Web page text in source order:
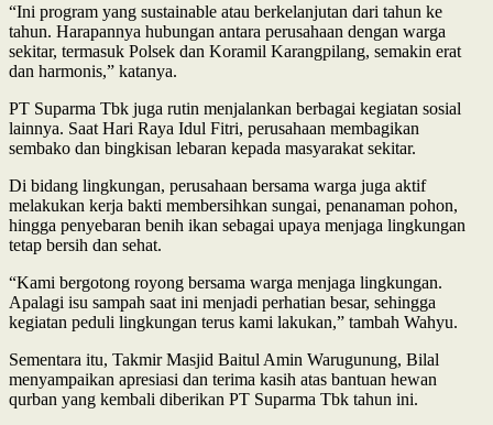
“Ini program yang sustainable atau berkelanjutan dari tahun ke
tahun. Harapannya hubungan antara perusahaan dengan warga
sekitar, termasuk Polsek dan Koramil Karangpilang, semakin erat
dan harmonis,” katanya.
PT Suparma Tbk juga rutin menjalankan berbagai kegiatan sosial
lainnya. Saat Hari Raya Idul Fitri, perusahaan membagikan
sembako dan bingkisan lebaran kepada masyarakat sekitar.
Di bidang lingkungan, perusahaan bersama warga juga aktif
melakukan kerja bakti membersihkan sungai, penanaman pohon,
hingga penyebaran benih ikan sebagai upaya menjaga lingkungan
tetap bersih dan sehat.
“Kami bergotong royong bersama warga menjaga lingkungan.
Apalagi isu sampah saat ini menjadi perhatian besar, sehingga
kegiatan peduli lingkungan terus kami lakukan,” tambah Wahyu.
Sementara itu, Takmir Masjid Baitul Amin Warugunung, Bilal
menyampaikan apresiasi dan terima kasih atas bantuan hewan
qurban yang kembali diberikan PT Suparma Tbk tahun ini.